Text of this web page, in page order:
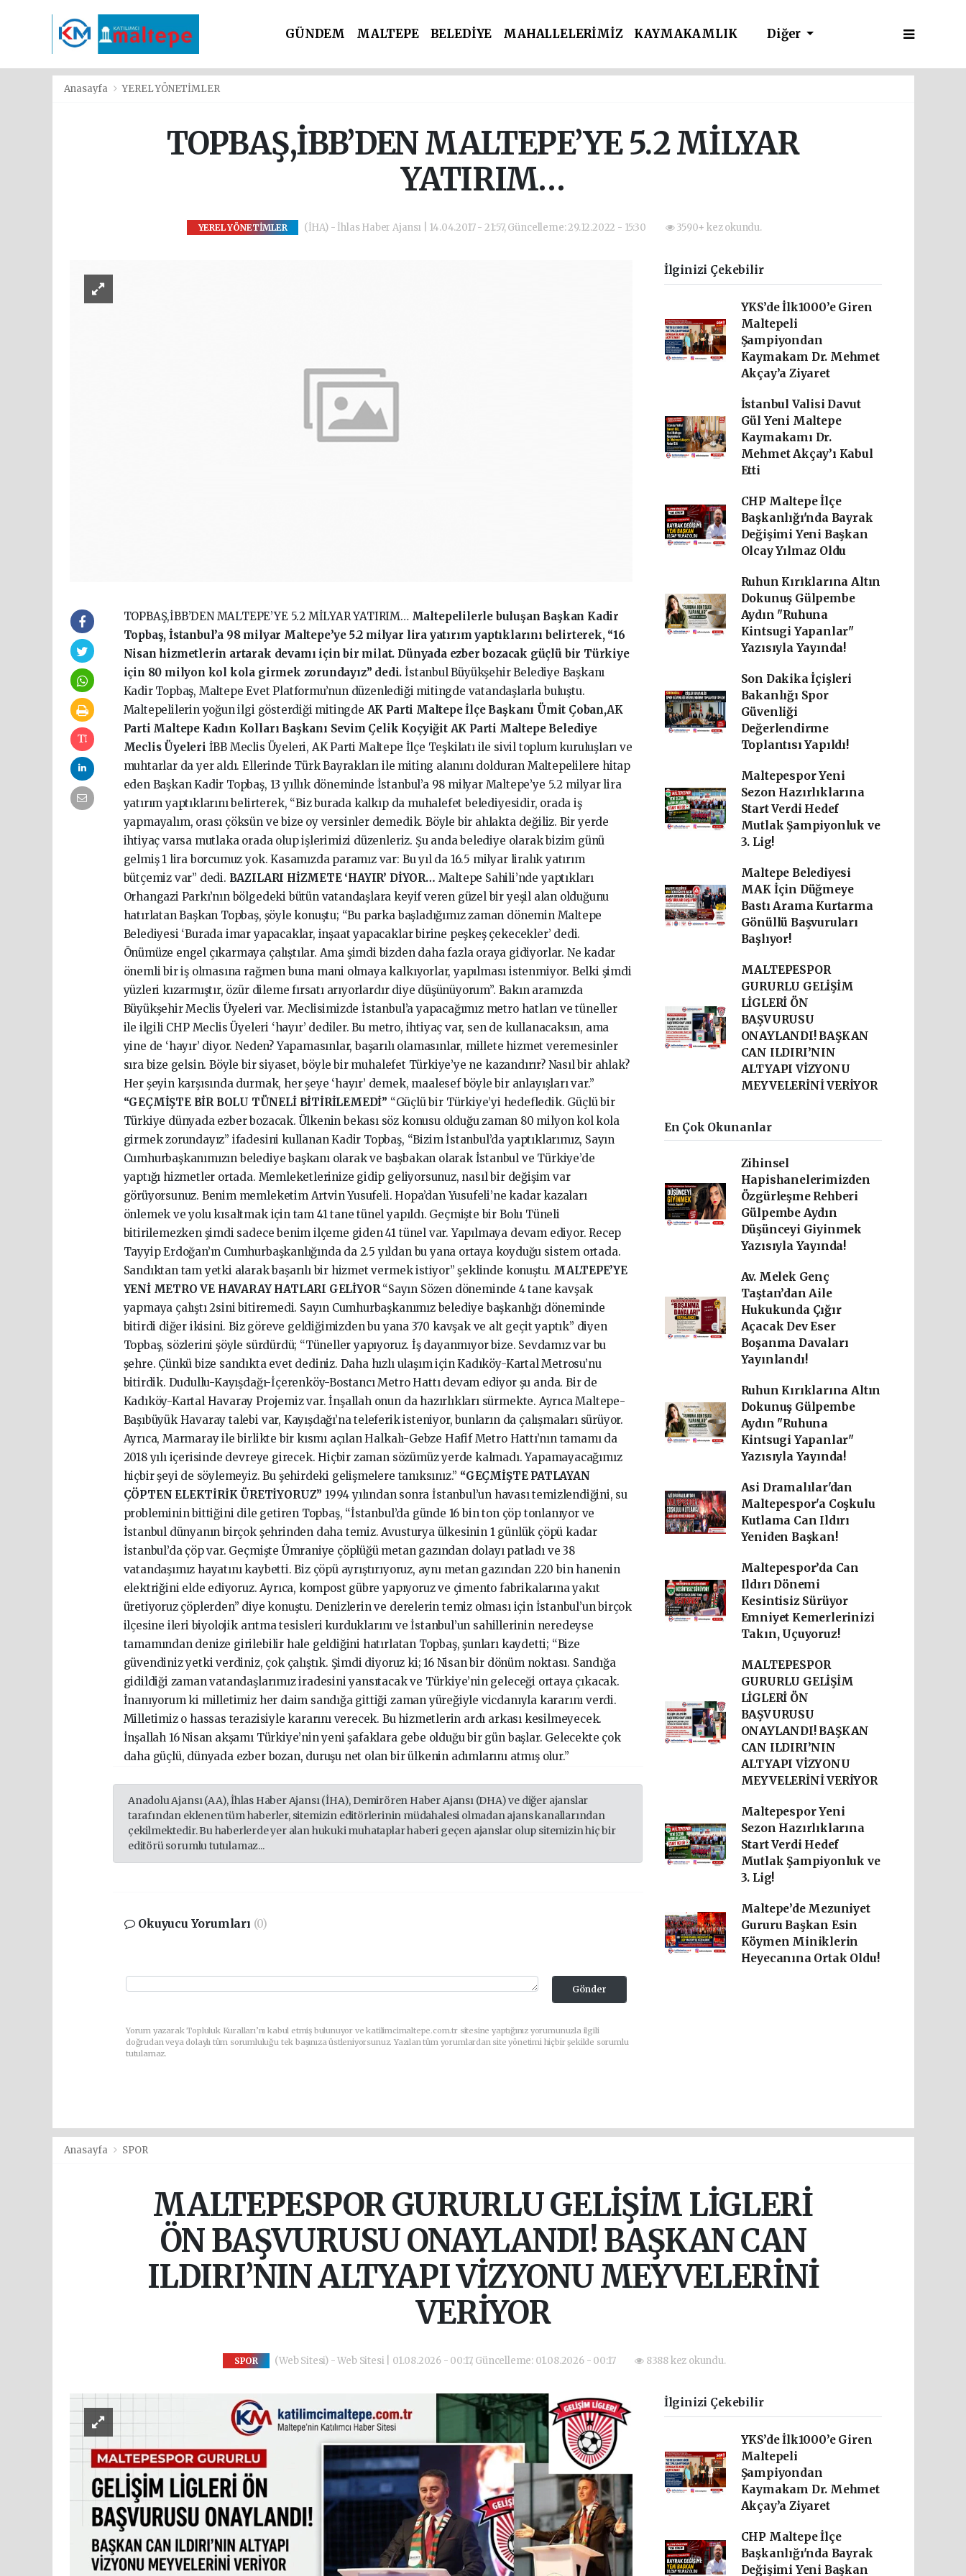
GÜNDEM MALTEPE BELEDİYE MAHALLELERİMİZ
KAYMAKAMLIK
Diğer
Anasayfa YEREL YÖNETİMLER
TOPBAŞ,İBB’DEN MALTEPE’YE 5.2 MİLYAR
YATIRIM…
YEREL YÖNETİMLER (İHA) - İhlas Haber Ajansı | 14.04.2017 - 21:57, Güncelleme: 29.12.2022 - 15:30 3590+ kez okundu.
TOPBAŞ,İBB’DEN MALTEPE’YE 5.2 MİLYAR YATIRIM… Maltepelilerle buluşan Başkan Kadir
Topbaş, İstanbul’a 98 milyar Maltepe’ye 5.2 milyar lira yatırım yaptıklarını belirterek, “16
Nisan hizmetlerin artarak devamı için bir milat. Dünyada ezber bozacak güçlü bir Türkiye
için 80 milyon kol kola girmek zorundayız” dedi. İstanbul Büyükşehir Belediye Başkanı
Kadir Topbaş, Maltepe Evet Platformu’nun düzenlediği mitingde vatandaşlarla buluştu.
Maltepelilerin yoğun ilgi gösterdiği mitingde AK Parti Maltepe İlçe Başkanı Ümit Çoban,AK
Parti Maltepe Kadın Kolları Başkanı Sevim Çelik Koçyiğit AK Parti Maltepe Belediye
Meclis Üyeleri İBB Meclis Üyeleri, AK Parti Maltepe İlçe Teşkilatı ile sivil toplum kuruluşları ve
muhtarlar da yer aldı. Ellerinde Türk Bayrakları ile miting alanını dolduran Maltepelilere hitap
eden Başkan Kadir Topbaş, 13 yıllık döneminde İstanbul’a 98 milyar Maltepe’ye 5.2 milyar lira
yatırım yaptıklarını belirterek, “Biz burada kalkıp da muhalefet belediyesidir, orada iş
yapmayalım, orası çöksün ve bize oy versinler demedik. Böyle bir ahlakta değiliz. Bir yerde
ihtiyaç varsa mutlaka orada olup işlerimizi düzenleriz. Şu anda belediye olarak bizim günü
gelmiş 1 lira borcumuz yok. Kasamızda paramız var: Bu yıl da 16.5 milyar liralık yatırım
bütçemiz var” dedi. BAZILARI HİZMETE ‘HAYIR’ DİYOR… Maltepe Sahili’nde yaptıkları
Orhangazi Parkı’nın bölgedeki bütün vatandaşlara keyif veren güzel bir yeşil alan olduğunu
hatırlatan Başkan Topbaş, şöyle konuştu; “Bu parka başladığımız zaman dönemin Maltepe
Belediyesi ‘Burada imar yapacaklar, inşaat yapacaklar birine peşkeş çekecekler’ dedi.
Önümüze engel çıkarmaya çalıştılar. Ama şimdi bizden daha fazla oraya gidiyorlar. Ne kadar
önemli bir iş olmasına rağmen buna mani olmaya kalkıyorlar, yapılması istenmiyor. Belki şimdi
yüzleri kızarmıştır, özür dileme fırsatı arıyorlardır diye düşünüyorum”. Bakın aramızda
Büyükşehir Meclis Üyeleri var. Meclisimizde İstanbul’a yapacağımız metro hatları ve tüneller
ile ilgili CHP Meclis Üyeleri ‘hayır’ dediler. Bu metro, ihtiyaç var, sen de kullanacaksın, ama
yine de ‘hayır’ diyor. Neden? Yapamasınlar, başarılı olamasınlar, millete hizmet veremesinler
sıra bize gelsin. Böyle bir siyaset, böyle bir muhalefet Türkiye’ye ne kazandırır? Nasıl bir ahlak?
Her şeyin karşısında durmak, her şeye ‘hayır’ demek, maalesef böyle bir anlayışları var.”
“GEÇMİŞTE BİR BOLU TÜNELİ BİTİRİLEMEDİ” “Güçlü bir Türkiye’yi hedefledik. Güçlü bir
Türkiye dünyada ezber bozacak. Ülkenin bekası söz konusu olduğu zaman 80 milyon kol kola
girmek zorundayız” ifadesini kullanan Kadir Topbaş, “Bizim İstanbul’da yaptıklarımız, Sayın
Cumhurbaşkanımızın belediye başkanı olarak ve başbakan olarak İstanbul ve Türkiye’de
yaptığı hizmetler ortada. Memleketlerinize gidip geliyorsunuz, nasıl bir değişim var
görüyorsunuz. Benim memleketim Artvin Yusufeli. Hopa’dan Yusufeli’ne kadar kazaları
önlemek ve yolu kısaltmak için tam 41 tane tünel yapıldı. Geçmişte bir Bolu Tüneli
bitirilemezken şimdi sadece benim ilçeme giden 41 tünel var. Yapılmaya devam ediyor. Recep
Tayyip Erdoğan’ın Cumhurbaşkanlığında da 2.5 yıldan bu yana ortaya koyduğu sistem ortada.
Sandıktan tam yetki alarak başarılı bir hizmet vermek istiyor” şeklinde konuştu. MALTEPE’YE
YENİ METRO VE HAVARAY HATLARI GELİYOR“Sayın Sözen döneminde 4 tane kavşak
yapmaya çalıştı 2sini bitiremedi. Sayın Cumhurbaşkanımız belediye başkanlığı döneminde
bitirdi diğer ikisini. Biz göreve geldiğimizden bu yana 370 kavşak ve alt geçit yaptık” diyen
Topbaş, sözlerini şöyle sürdürdü; “Tüneller yapıyoruz. İş dayanmıyor bize. Sevdamız var bu
şehre. Çünkü bize sandıkta evet dediniz. Daha hızlı ulaşım için Kadıköy-Kartal Metrosu’nu
bitirdik. Dudullu-Kayışdağı-İçerenköy-Bostancı Metro Hattı devam ediyor şu anda. Bir de
Kadıköy-Kartal Havaray Projemiz var. İnşallah onun da hazırlıkları sürmekte. Ayrıca Maltepe-
Başıbüyük Havaray talebi var, Kayışdağı’na teleferik isteniyor, bunların da çalışmaları sürüyor.
Ayrıca, Marmaray ile birlikte bir kısmı açılan Halkalı-Gebze Hafif Metro Hattı’nın tamamı da
2018 yılı içerisinde devreye girecek. Hiçbir zaman sözümüz yerde kalmadı. Yapamayacağımız
hiçbir şeyi de söylemeyiz. Bu şehirdeki gelişmelere tanıksınız.” “GEÇMİŞTE PATLAYAN
ÇÖPTEN ELEKTİRİK ÜRETİYORUZ” 1994 yılından sonra İstanbul’un havası temizlendiğini, su
probleminin bittiğini dile getiren Topbaş, “İstanbul’da günde 16 bin ton çöp tonlanıyor ve
İstanbul dünyanın birçok şehrinden daha temiz. Avusturya ülkesinin 1 günlük çöpü kadar
İstanbul’da çöp var. Geçmişte Ümraniye çöplüğü metan gazından dolayı patladı ve 38
vatandaşımız hayatını kaybetti. Biz çöpü ayrıştırıyoruz, aynı metan gazından 220 bin hanenin
elektriğini elde ediyoruz. Ayrıca, kompost gübre yapıyoruz ve çimento fabrikalarına yakıt
üretiyoruz çöplerden” diye konuştu. Denizlerin ve derelerin temiz olması için İstanbul’un birçok
ilçesine ileri biyolojik arıtma tesisleri kurduklarını ve İstanbul’un sahillerinin neredeyse
tamamından denize girilebilir hale geldiğini hatırlatan Topbaş, şunları kaydetti; “Bize
güvendiniz yetki verdiniz, çok çalıştık. Şimdi diyoruz ki; 16 Nisan bir dönüm noktası. Sandığa
gidildiği zaman vatandaşlarımız iradesini yansıtacak ve Türkiye’nin geleceği ortaya çıkacak.
İnanıyorum ki milletimiz her daim sandığa gittiği zaman yüreğiyle vicdanıyla kararını verdi.
Milletimiz o hassas terazisiyle kararını verecek. Bu hizmetlerin ardı arkası kesilmeyecek.
İnşallah 16 Nisan akşamı Türkiye’nin yeni şafaklara gebe olduğu bir gün başlar. Gelecekte çok
daha güçlü, dünyada ezber bozan, duruşu net olan bir ülkenin adımlarını atmış olur.”
Anadolu Ajansı (AA), İhlas Haber Ajansı (İHA), Demirören Haber Ajansı (DHA) ve diğer ajanslar
tarafından eklenen tüm haberler, sitemizin editörlerinin müdahalesi olmadan ajans kanallarından
çekilmektedir. Bu haberlerde yer alan hukuki muhataplar haberi geçen ajanslar olup sitemizin hiç bir
editörü sorumlu tutulamaz...
Okuyucu Yorumları (0)
Gönder
Yorum yazarak Topluluk Kuralları’nı kabul etmiş bulunuyor ve katilimcimaltepe.com.tr sitesine yaptığınız yorumunuzla ilgili
doğrudan veya dolaylı tüm sorumluluğu tek başınıza üstleniyorsunuz. Yazılan tüm yorumlardan site yönetimi hiçbir şekilde sorumlu
tutulamaz.
İlginizi Çekebilir
YKS’de İlk1000’e Giren
Maltepeli
Şampiyondan
Kaymakam Dr. Mehmet
Akçay’a Ziyaret
İstanbul Valisi Davut
Gül Yeni Maltepe
Kaymakamı Dr.
Mehmet Akçay’ı Kabul
Etti
CHP Maltepe İlçe
Başkanlığı'nda Bayrak
Değişimi Yeni Başkan
Olcay Yılmaz Oldu
Ruhun Kırıklarına Altın
Dokunuş Gülpembe
Aydın "Ruhuna
Kintsugi Yapanlar"
Yazısıyla Yayında!
Son Dakika İçişleri
Bakanlığı Spor
Güvenliği
Değerlendirme
Toplantısı Yapıldı!
Maltepespor Yeni
Sezon Hazırlıklarına
Start Verdi Hedef
Mutlak Şampiyonluk ve
3. Lig!
Maltepe Belediyesi
MAK İçin Düğmeye
Bastı Arama Kurtarma
Gönüllü Başvuruları
Başlıyor!
MALTEPESPOR
GURURLU GELİŞİM
LİGLERİ ÖN
BAŞVURUSU
ONAYLANDI! BAŞKAN
CAN ILDIRI’NIN
ALTYAPI VİZYONU
MEYVELERİNİ VERİYOR
En Çok Okunanlar
Zihinsel
Hapishanelerimizden
Özgürleşme Rehberi
Gülpembe Aydın
Düşünceyi Giyinmek
Yazısıyla Yayında!
Av. Melek Genç
Taştan’dan Aile
Hukukunda Çığır
Açacak Dev Eser
Boşanma Davaları
Yayınlandı!
Ruhun Kırıklarına Altın
Dokunuş Gülpembe
Aydın "Ruhuna
Kintsugi Yapanlar"
Yazısıyla Yayında!
Asi Dramalılar'dan
Maltepespor'a Coşkulu
Kutlama Can Ildırı
Yeniden Başkan!
Maltepespor’da Can
Ildırı Dönemi
Kesintisiz Sürüyor
Emniyet Kemerlerinizi
Takın, Uçuyoruz!
MALTEPESPOR
GURURLU GELİŞİM
LİGLERİ ÖN
BAŞVURUSU
ONAYLANDI! BAŞKAN
CAN ILDIRI’NIN
ALTYAPI VİZYONU
MEYVELERİNİ VERİYOR
Maltepespor Yeni
Sezon Hazırlıklarına
Start Verdi Hedef
Mutlak Şampiyonluk ve
3. Lig!
Maltepe’de Mezuniyet
Gururu Başkan Esin
Köymen Miniklerin
Heyecanına Ortak Oldu!
Anasayfa SPOR
MALTEPESPOR GURURLU GELİŞİM LİGLERİ
ÖN BAŞVURUSU ONAYLANDI! BAŞKAN CAN
ILDIRI’NIN ALTYAPI VİZYONU MEYVELERİNİ
VERİYOR
SPOR (Web Sitesi) - Web Sitesi | 01.08.2026 - 00:17, Güncelleme: 01.08.2026 - 00:17 8388 kez okundu.
İlginizi Çekebilir
YKS’de İlk1000’e Giren
Maltepeli
Şampiyondan
Kaymakam Dr. Mehmet
Akçay’a Ziyaret
CHP Maltepe İlçe
Başkanlığı'nda Bayrak
Değişimi Yeni Başkan